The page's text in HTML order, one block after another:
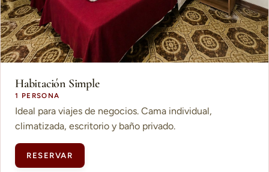
Habitación Simple
1 PERSONA
Ideal para viajes de negocios. Cama individual,
climatizada, escritorio y baño privado.
RESERVAR